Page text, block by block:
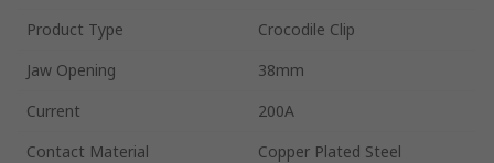
Product Type
Crocodile Clip
Jaw Opening
38mm
Current
200A
Contact Material
Copper Plated Steel